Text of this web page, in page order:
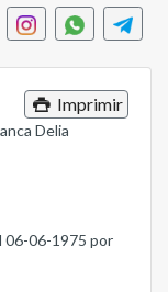
Imprimir
Delia
06-06-1975 por